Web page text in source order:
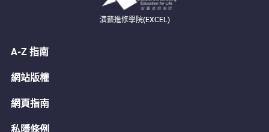
演藝進修學院(EXCEL)
A-Z 指南
網站版權
網頁指南
私隱條例